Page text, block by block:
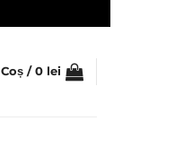
Coș / 0 lei